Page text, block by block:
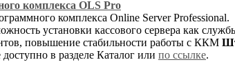
комплекса OLS Pro
комплекса Online Server Professional.
установки кассового сервера как
повышение стабильности работы с ККМ
в разделе Каталог или по ссылке.